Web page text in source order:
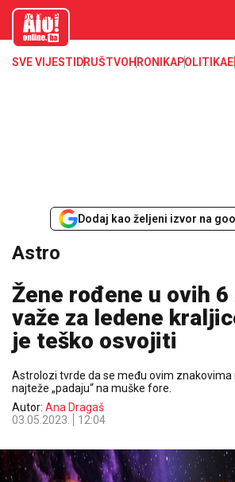
aloonline.b
SVE VIJESTI DRUŠTVOHRONIKAPOLITIKA
Dodaj kao željeni izvor na
Astro
Žene rođene u ovih 6
važe za ledene
je teško osvojiti
Astrolozi tvrde da se među ovim znakovima
najteže „padaju“ na muške fore.
Autor: Ana Dragaš
03.05.2023.
12:04